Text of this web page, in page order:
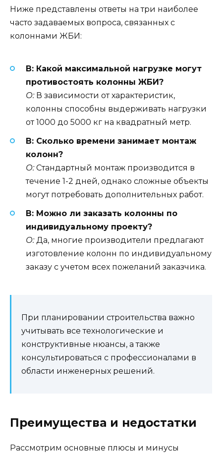
Ниже представлены ответы на три наиболее
часто задаваемых вопроса, связанных с
колоннами ЖБИ:
В: Какой максимальной нагрузке могут
противостоять колонны ЖБИ?
О:В зависимости от характеристик,
колонны способны выдерживать нагрузки
от 1000 до 5000 кг на квадратный метр.
В: Сколько времени занимает монтаж
колонн?
О:Стандартный монтаж производится в
течение 1-2 дней, однако сложные объекты
могут потребовать дополнительных работ.
В: Можно ли заказать колонны по
индивидуальному проекту?
О:Да, многие производители предлагают
изготовление колонн по индивидуальному
заказу с учетом всех пожеланий заказчика.
При планировании строительства важно
учитывать все технологические и
конструктивные нюансы, а также
консультироваться с профессионалами в
области инженерных решений.
Преимущества и недостатки
Рассмотрим основные плюсы и минусы